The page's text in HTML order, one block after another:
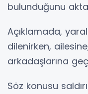
bulunduğunu
Açıklamada,
dilenirken,
arkadaşlarına
Söz konusu